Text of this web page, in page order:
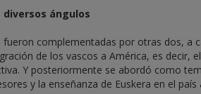
ángulos
fueron complementadas por otras dos, a
de los vascos a América, es decir,
Y posteriormente se abordó como
y la enseñanza de Euskera en el país